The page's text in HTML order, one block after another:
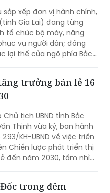
sắp xếp đơn vị hành chính,
Gia Lai) đang từng
tổ chức bộ máy, nâng
vụ người dân; đồng
lợi thế cửa ngõ phía Bắc,
trưởng bán lẻ 16
Chủ tịch UBND tỉnh Bắc
Thịnh vừa ký, ban hành
KH-UBND về việc triển
Chiến lược phát triển thị
đến năm 2030, tầm nhìn
Đốc trong đêm